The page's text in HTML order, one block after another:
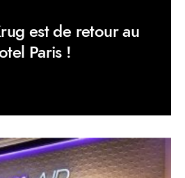
est de retour au
Paris !